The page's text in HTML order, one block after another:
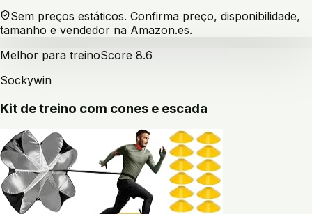
Sem preços estáticos. Confirma preço, disponibilidade,
tamanho e vendedor na Amazon.es.
Melhor para treinoScore 8.6
Sockywin
Kit de treino com cones e escada